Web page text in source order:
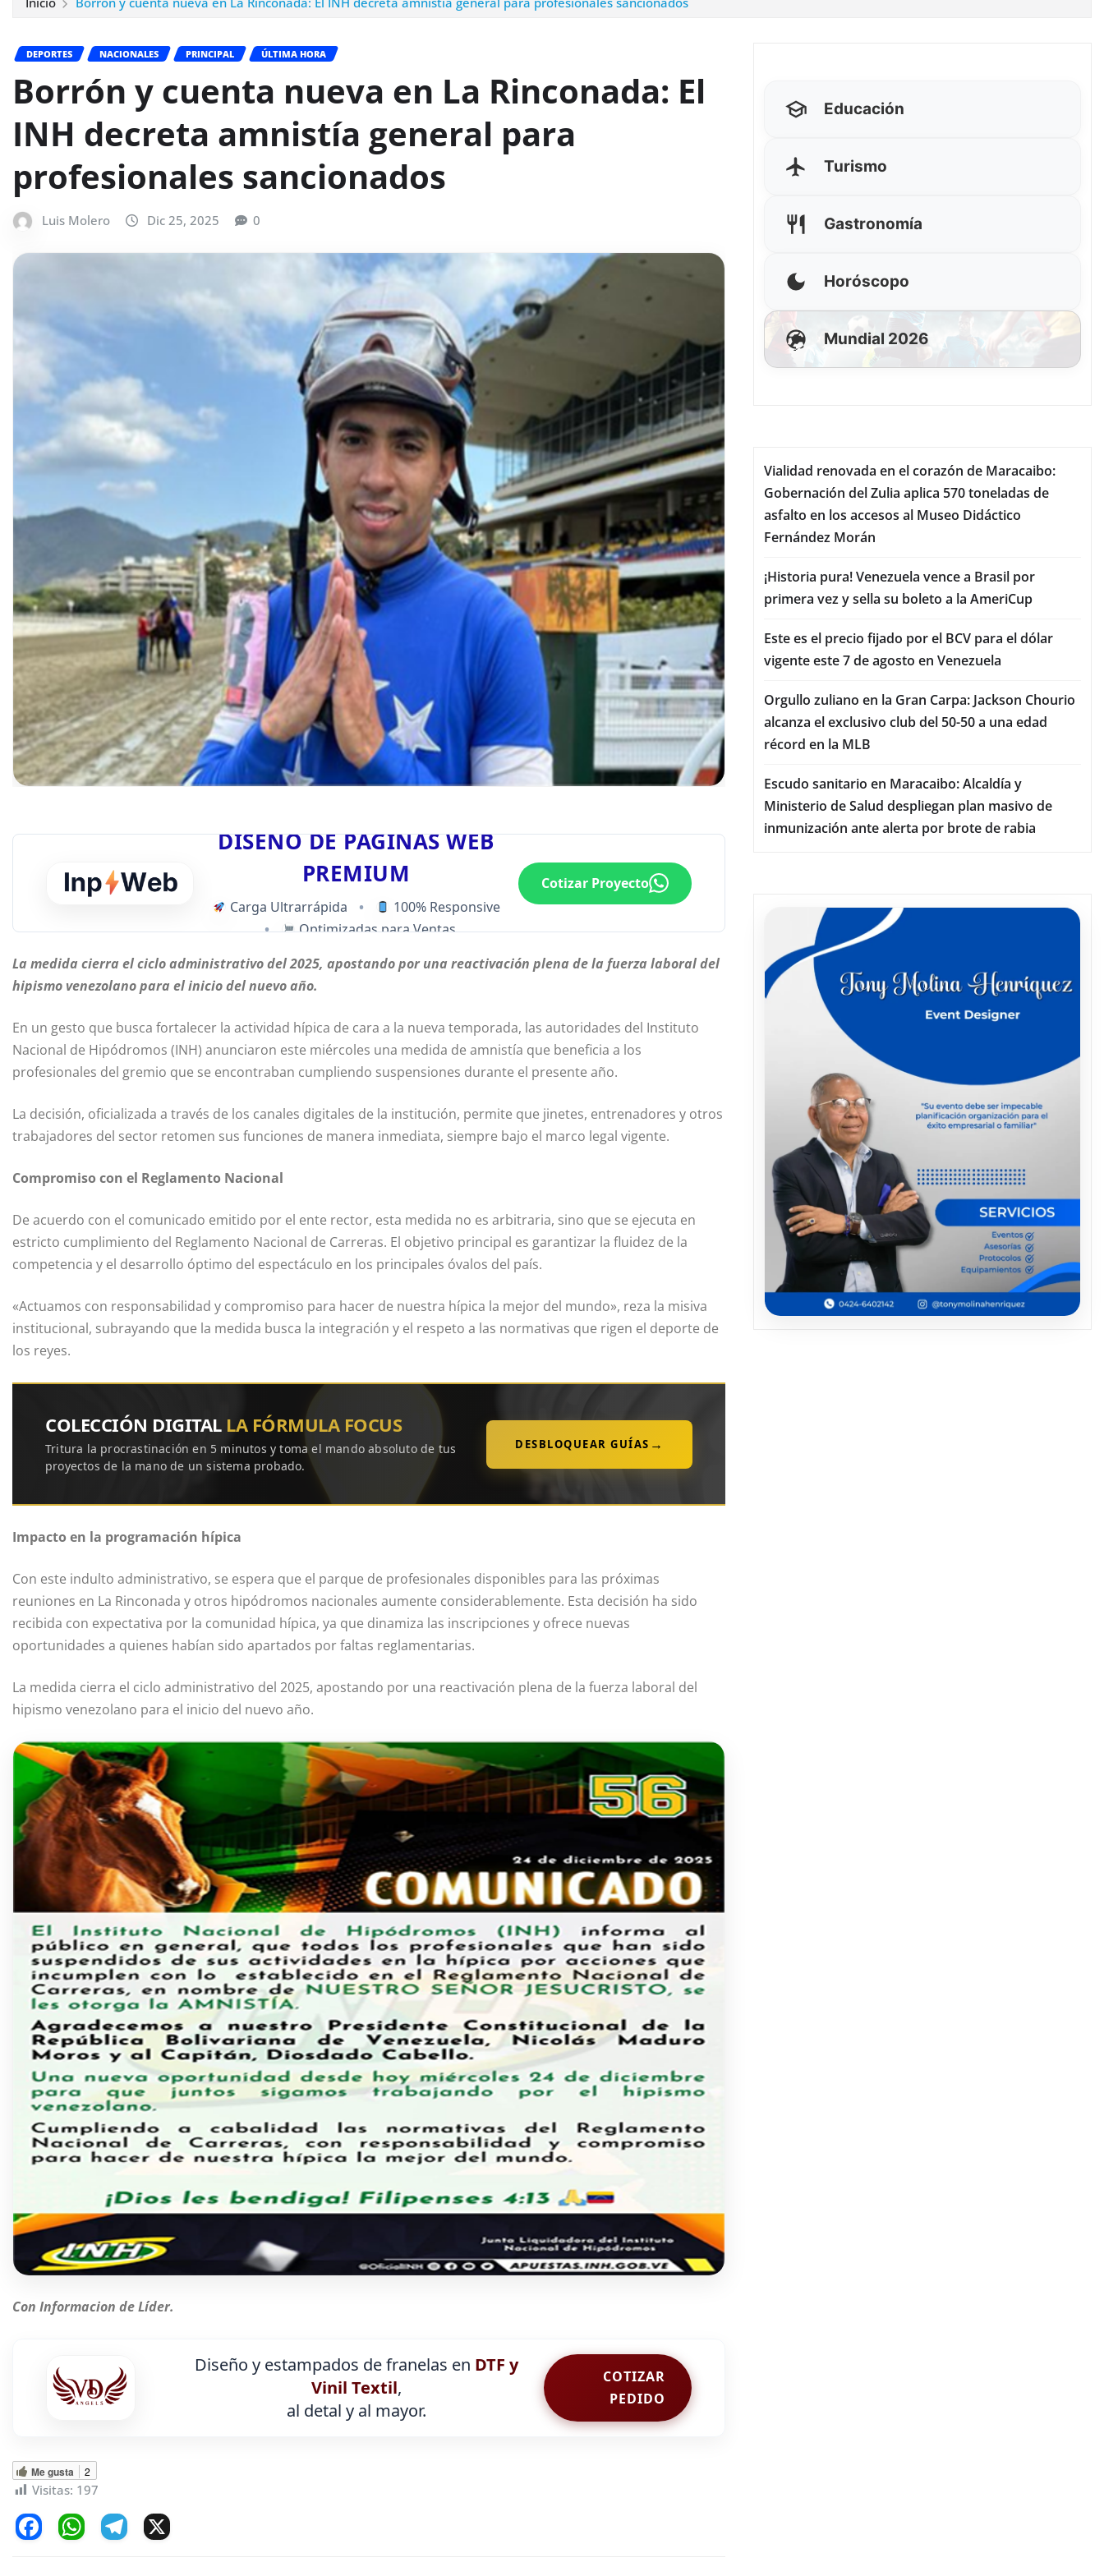
DEPORTES NACIONALES PRINCIPAL ÚLTIMA HORA
Borrón y cuenta nueva en La Rinconada: El
INH decreta amnistía general para
profesionales sancionados
Luis Molero Dic 25, 2025 0
DISEÑO DE PÁGINAS WEB
PREMIUM
Carga Ultrarrápida •
100% Responsive
•
Optimizadas para Ventas
Cotizar Proyecto
La medida cierra el ciclo administrativo del 2025, apostando por una reactivación plena de la fuerza laboral del
hipismo venezolano para el inicio del nuevo año.
En un gesto que busca fortalecer la actividad hípica de cara a la nueva temporada, las autoridades del Instituto
Nacional de Hipódromos (INH) anunciaron este miércoles una medida de amnistía que beneficia a los
profesionales del gremio que se encontraban cumpliendo suspensiones durante el presente año.
La decisión, oficializada a través de los canales digitales de la institución, permite que jinetes, entrenadores y otros
trabajadores del sector retomen sus funciones de manera inmediata, siempre bajo el marco legal vigente.
Compromiso con el Reglamento Nacional
De acuerdo con el comunicado emitido por el ente rector, esta medida no es arbitraria, sino que se ejecuta en
estricto cumplimiento del Reglamento Nacional de Carreras. El objetivo principal es garantizar la fluidez de la
competencia y el desarrollo óptimo del espectáculo en los principales óvalos del país.
«Actuamos con responsabilidad y compromiso para hacer de nuestra hípica la mejor del mundo», reza la misiva
institucional, subrayando que la medida busca la integración y el respeto a las normativas que rigen el deporte de
los reyes.
COLECCIÓN DIGITAL LA FÓRMULA FOCUS
Tritura la procrastinación en 5 minutos y toma el mando absoluto de tus
proyectos de la mano de un sistema probado.
DESBLOQUEAR GUÍAS →
Impacto en la programación hípica
Con este indulto administrativo, se espera que el parque de profesionales disponibles para las próximas
reuniones en La Rinconada y otros hipódromos nacionales aumente considerablemente. Esta decisión ha sido
recibida con expectativa por la comunidad hípica, ya que dinamiza las inscripciones y ofrece nuevas
oportunidades a quienes habían sido apartados por faltas reglamentarias.
La medida cierra el ciclo administrativo del 2025, apostando por una reactivación plena de la fuerza laboral del
hipismo venezolano para el inicio del nuevo año.
Con Informacion de Líder.
Diseño y estampados de franelas en DTF y
Vinil Textil,
al detal y al mayor.
COTIZAR
PEDIDO
Me gusta 2
Visitas: 197
W
Educación
Turismo
Gastronomía
Horóscopo
Mundial 2026
Vialidad renovada en el corazón de Maracaibo:
Gobernación del Zulia aplica 570 toneladas de
asfalto en los accesos al Museo Didáctico
Fernández Morán
¡Historia pura! Venezuela vence a Brasil por
primera vez y sella su boleto a la AmeriCup
Este es el precio fijado por el BCV para el dólar
vigente este 7 de agosto en Venezuela
Orgullo zuliano en la Gran Carpa: Jackson Chourio
alcanza el exclusivo club del 50-50 a una edad
récord en la MLB
Escudo sanitario en Maracaibo: Alcaldía y
Ministerio de Salud despliegan plan masivo de
inmunización ante alerta por brote de rabia